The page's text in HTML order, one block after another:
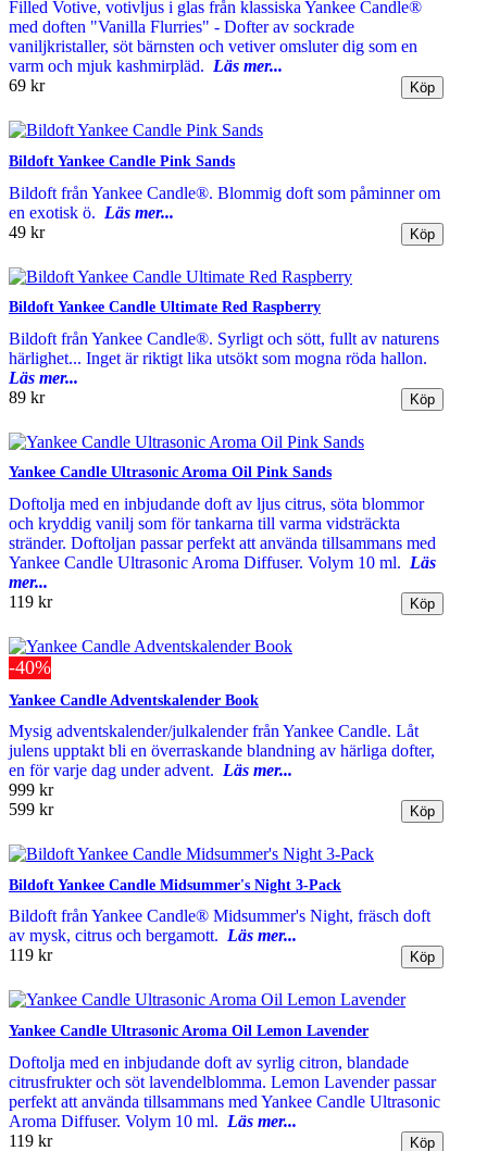
Filled Votive, votivljus i glas från klassiska Yankee Candle®
med doften "Vanilla Flurries" - Dofter av sockrade
vaniljkristaller, söt bärnsten och vetiver omsluter dig som en
varm och mjuk kashmirpläd. Läs mer...
69 kr
Bildoft Yankee Candle Pink Sands
Bildoft från Yankee Candle®. Blommig doft som påminner om
en exotisk ö. Läs mer...
49 kr
Bildoft Yankee Candle Ultimate Red Raspberry
Bildoft från Yankee Candle®. Syrligt och sött, fullt av naturens
härlighet... Inget är riktigt lika utsökt som mogna röda hallon.
Läs mer...
89 kr
Yankee Candle Ultrasonic Aroma Oil Pink Sands
Doftolja med en inbjudande doft av ljus citrus, söta blommor
och kryddig vanilj som för tankarna till varma vidsträckta
stränder. Doftoljan passar perfekt att använda tillsammans med
Yankee Candle Ultrasonic Aroma Diffuser. Volym 10 ml. Läs
mer...
119 kr
-40%
Yankee Candle Adventskalender Book
Mysig adventskalender/julkalender från Yankee Candle. Låt
julens upptakt bli en överraskande blandning av härliga dofter,
en för varje dag under advent. Läs mer...
999 kr
599 kr
Bildoft Yankee Candle Midsummer's Night 3-Pack
Bildoft från Yankee Candle® Midsummer's Night, fräsch doft
av mysk, citrus och bergamott. Läs mer...
119 kr
Yankee Candle Ultrasonic Aroma Oil Lemon Lavender
Doftolja med en inbjudande doft av syrlig citron, blandade
citrusfrukter och söt lavendelblomma. Lemon Lavender passar
perfekt att använda tillsammans med Yankee Candle Ultrasonic
Aroma Diffuser. Volym 10 ml. Läs mer...
119 kr